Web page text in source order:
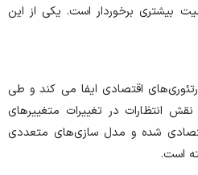
بیشتری برخوردار است. یکی از این
اقتصادی ایفا می کند و طی
به این سو نقش انتظارات در تغییرات متغییر‌های
شده و مدل سازی‌های متعددی
است.